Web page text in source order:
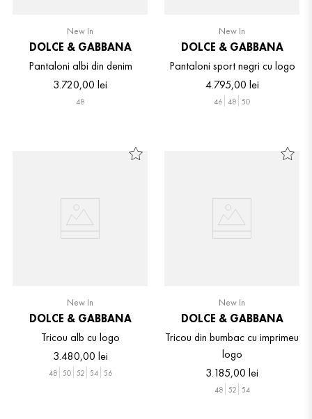
New In
DOLCE & GABBANA
Pantaloni albi din denim
3.720,00 lei
48
New In
DOLCE & GABBANA
Pantaloni sport negri cu logo
4.795,00 lei
46 48 50
New In
DOLCE & GABBANA
Tricou alb cu logo
3.480,00 lei
48 50 52 54 56
New In
DOLCE & GABBANA
Tricou din bumbac cu imprimeu
logo
3.185,00 lei
48 52 54